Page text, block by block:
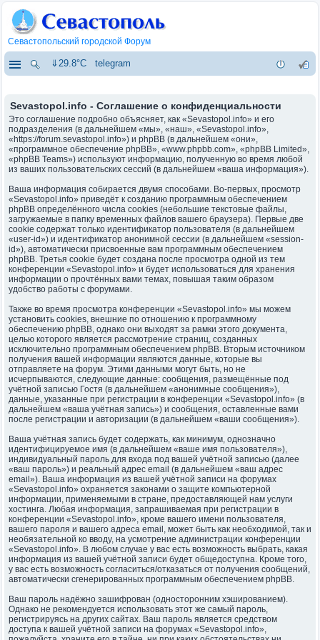
Севастопольский городской Форум
⇓29.8°C telegram
Sevastopol.info - Соглашение о конфиденциальности
Это соглашение подробно объясняет, как «Sevastopol.info» и его
подразделения (в дальнейшем «мы», «наш», «Sevastopol.info»,
«https://forum.sevastopol.info») и phpBB (в дальнейшем «они»,
«программное обеспечение phpBB», «www.phpbb.com», «phpBB Limited»,
«phpBB Teams») используют информацию, полученную во время любой
из ваших пользовательских сессий (в дальнейшем «ваша информация»).
Ваша информация собирается двумя способами. Во-первых, просмотр
«Sevastopol.info» приведёт к созданию программным обеспечением
phpBB определённого числа cookies (небольшие текстовые файлы,
загружаемые в папку временных файлов вашего браузера). Первые две
cookie содержат только идентификатор пользователя (в дальнейшем
«user-id») и идентификатор анонимной сессии (в дальнейшем «session-
id»), автоматически присвоенные вам программным обеспечением
phpBB. Третья cookie будет создана после просмотра одной из тем
конференции «Sevastopol.info» и будет использоваться для хранения
информации о прочтённых вами темах, повышая таким образом
удобство работы с форумами.
Также во время просмотра конференции «Sevastopol.info» мы можем
установить cookies, внешние по отношению к программному
обеспечению phpBB, однако они выходят за рамки этого документа,
целью которого является рассмотрение страниц, созданных
исключительно программным обеспечением phpBB. Вторым источником
получения вашей информации являются данные, которые вы
отправляете на форум. Этими данными могут быть, но не
исчерпываются, следующие данные: сообщения, размещённые под
учётной записью Гостя (в дальнейшем «анонимные сообщения»),
данные, указанные при регистрации в конференции «Sevastopol.info» (в
дальнейшем «ваша учётная запись») и сообщения, оставленные вами
после регистрации и авторизации (в дальнейшем «ваши сообщения»).
Ваша учётная запись будет содержать, как минимум, однозначно
идентифицируемое имя (в дальнейшем «ваше имя пользователя»),
индивидуальный пароль для входа под вашей учётной записью (далее
«ваш пароль») и реальный адрес email (в дальнейшем «ваш адрес
email»). Ваша информация из вашей учётной записи на форумах
«Sevastopol.info» охраняется законами о защите компьютерной
информации, применяемыми в стране, предоставляющей нам услуги
хостинга. Любая информация, запрашиваемая при регистрации в
конференции «Sevastopol.info», кроме вашего имени пользователя,
вашего пароля и вашего адреса email, может быть как необходимой, так и
необязательной ко вводу, на усмотрение администрации конференции
«Sevastopol.info». В любом случае у вас есть возможность выбрать, какая
информация из вашей учётной записи будет общедоступна. Кроме того,
у вас есть возможность согласиться/отказаться от получения сообщений,
автоматически сгенерированных программным обеспечением phpBB.
Ваш пароль надёжно зашифрован (односторонним хэшированием).
Однако не рекомендуется использовать этот же самый пароль,
регистрируясь на других сайтах. Ваш пароль является средством
доступа к вашей учётной записи на форумах «Sevastopol.info»,